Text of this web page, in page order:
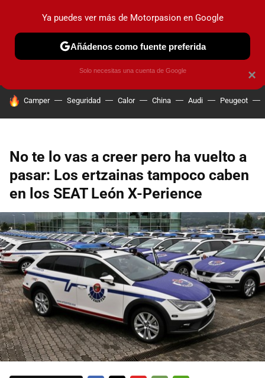
PRUEBAS COCHES ELÉCTRICOS OBSERVATORIO
HOY SE HABLA DE
Camper Seguridad Calor China Audi Peugeot
No te lo vas a creer pero ha vuelto a
pasar: Los ertzainas tampoco caben
en los SEAT León X-Perience
×
Ya puedes ver más de Motorpasion en Google
Añádenos como fuente preferida
Solo necesitas una cuenta de Google